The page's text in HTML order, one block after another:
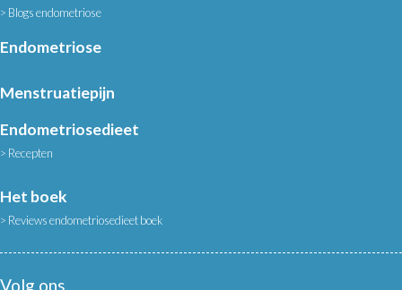
Blogs endometriose
Endometriose
Menstruatiepijn
Endometriosedieet
Recepten
Het boek
Reviews endometriosedieet boek
Volg ons